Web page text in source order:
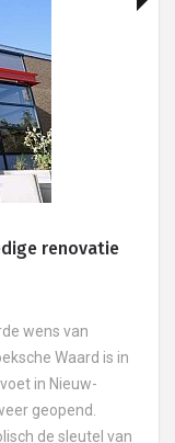
renovatie
wens van
Waard is in
in Nieuw-
geopend.
de sleutel van